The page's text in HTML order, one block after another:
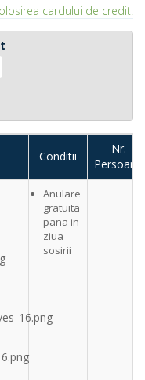
cardului de credit!
Conditii
Nr.
Persoane
Anulare
gratuita
pana in
ziua
sosirii